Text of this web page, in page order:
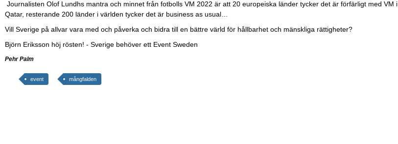
Journalisten Olof Lundhs mantra och minnet från fotbolls VM 2022 är att 20 europeiska länder tycker det är förfärligt med VM i
Qatar, resterande 200 länder i världen tycker det är business as usual…
Vill Sverige på allvar vara med och påverka och bidra till en bättre värld för hållbarhet och mänskliga rättigheter?
Björn Eriksson höj rösten! - Sverige behöver ett Event Sweden
Pehr Palm
event mångfalden